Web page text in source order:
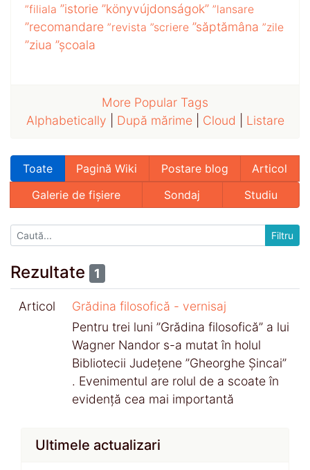
”filiala ”istorie ”könyvújdonságok” ”lansare
”recomandare ”revista ”scriere ”săptămâna ”zile
”ziua ”școala
More Popular Tags
Alphabetically
După mărime| Cloud Listare
Toate Pagină Wiki Postare blog
Articol
Galerie de fișiere
Sondaj Studiu
Rezultate 1
Articol
Grădina filosofică - vernisaj
Pentru trei luni ”Grădina filosofică” a lui
Wagner Nandor s-a mutat în holul
Bibliotecii Județene ”Gheorghe Șincai”
. Evenimentul are rolul de a scoate în
evidență cea mai importantă
Ultimele actualizari